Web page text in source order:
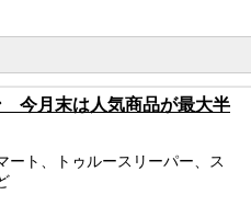
今月末は人気商品が最大半
ト、トゥルースリーパー、ス